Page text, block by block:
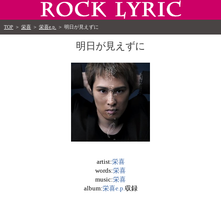
TOP ＞ 栄喜 ＞ 栄喜e.p. ＞ 明日が見えずに
明日が見えずに
artist:栄喜
words:栄喜
music:栄喜
album:栄喜e.p.収録